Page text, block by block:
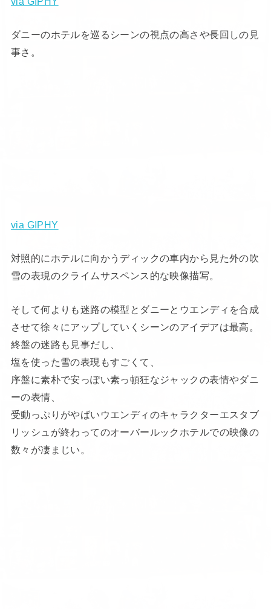
ダニーのホテルを巡るシーンの視点の高さや長回しの見
事さ。
via GIPHY
対照的にホテルに向かうディックの車内から見た外の吹
雪の表現のクライムサスペンス的な映像描写。
そして何よりも迷路の模型とダニーとウエンディを合成
させて徐々にアップしていくシーンのアイデアは最高。
終盤の迷路も見事だし、
塩を使った雪の表現もすごくて、
序盤に素朴で安っぽい素っ頓狂なジャックの表情やダニ
ーの表情、
受動っぷりがやばいウエンディのキャラクターエスタブ
リッシュが終わってのオーバールックホテルでの映像の
数々が凄まじい。